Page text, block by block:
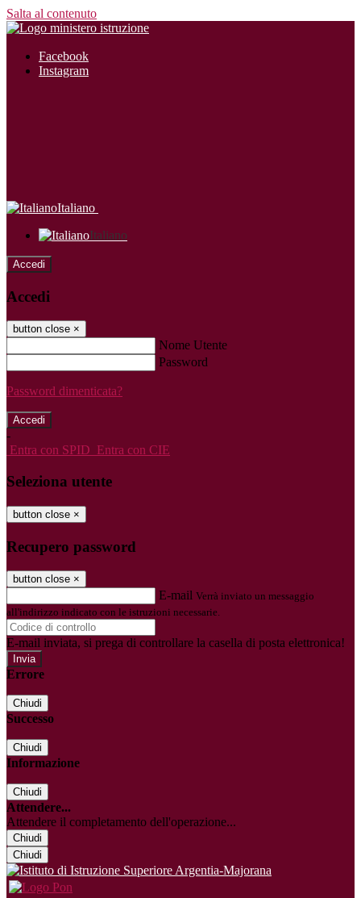
Salta al contenuto
Facebook
Instagram
Italiano
Italiano
Accedi
Accedi
button close ×
Nome Utente
Password
Password dimenticata?
-
Entra con SPID Entra con CIE
Seleziona utente
button close ×
Recupero password
button close ×
E-mail Verrà inviato un messaggio
all'indirizzo indicato con le istruzioni necessarie.
E-mail inviata, si prega di controllare la casella di posta elettronica!
Errore
Chiudi
Successo
Chiudi
Informazione
Chiudi
Attendere...
Attendere il completamento dell'operazione...
Chiudi
Chiudi